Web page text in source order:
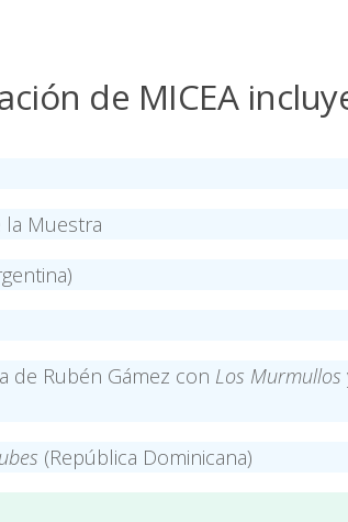
de MICEA
Muestra
de Rubén Gámez con Los Murmullos
(República Dominicana)